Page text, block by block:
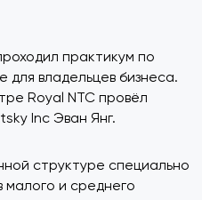
практикум по
для владельцев бизнеса.
Royal NTC провёл
Inc Эван Янг.
структуре специально
малого и среднего